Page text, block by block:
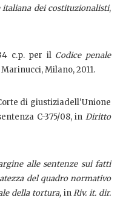
italiana dei costituzionalisti,
c.p. per il Codice penale
Milano, 2011.
di giustiziadell'Unione
C-375/08, in Diritto
alle sentenze sui fatti
del quadro normativo
della tortura, inRiv. it. dir.